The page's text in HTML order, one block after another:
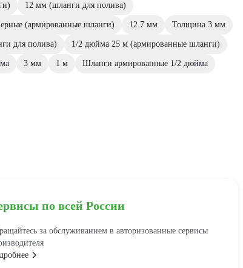
12 мм (шланги для полива)
(армированные шланги) 12.7 мм Толщина 3 мм
для полива) 1/2 дюйма 25 м (армированные шланги)
3 мм 1 м Шланги армированные 1/2 дюйма
по всей России
за обслуживанием в авторизованные сервисы